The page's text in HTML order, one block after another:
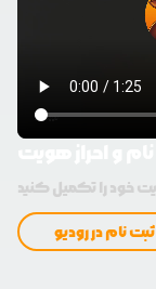
ثبت نام در رودیو